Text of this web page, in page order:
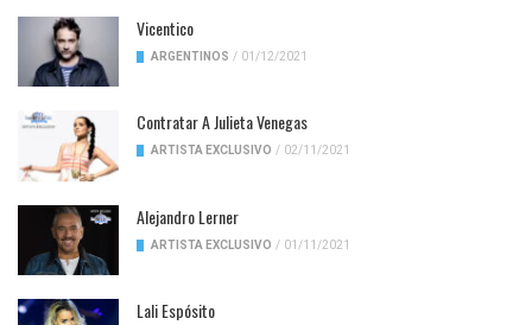
Vicentico
ARGENTINOS / 01/12/2021
Contratar A Julieta Venegas
ARTISTA EXCLUSIVO / 02/11/2021
Alejandro Lerner
ARTISTA EXCLUSIVO / 01/11/2021
Lali Espósito